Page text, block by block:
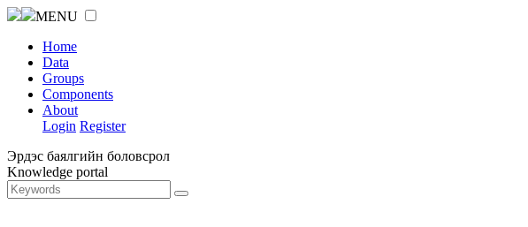
MENU
Home
Data
Groups
Components
About
Login Register
Эрдэс баялгийн боловсрол
Knowledge portal